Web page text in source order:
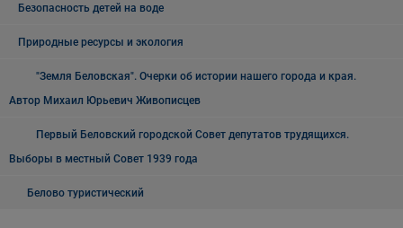
Безопасность детей на воде
Природные ресурсы и экология
"Земля Беловская". Очерки об истории нашего города и края.
Автор Михаил Юрьевич Живописцев
Первый Беловский городской Совет депутатов трудящихся.
Выборы в местный Совет 1939 года
Белово туристический